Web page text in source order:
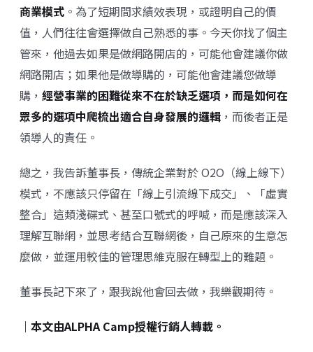
商業模式 。為了短期間求績效表現，或證明自己的價
值，人們往往會選擇做自己熟悉的事。今天你找了個主
管來，他過去如果是做網路開店的，可能他會建議你做
網路開店；如果他是做導購的，可能他會建議您做導
購， 經營事業的困難從來不在於缺乏選項，而是如何在
眾多的選項中爬梳出適合自身發展的邏輯 ，而後者正是
領導人的責任。
總之，我告訴董事長，傳統企業對於 O2O（線上線下）
模式，不應該只停留在「線上引流線下成交」、「虛實
整合」這類淺碟式、甚至口號式的呼喊，而是應該深入
理解互聯網，並思考結合互聯網後，自己原來的生意怎
麼做，並運用較佳的管理思維克服在轉型上的難題。
董事長記下來了，跟我說他會回去做，我樂觀期待。
｜本文由ALPHA Camp授權行銷人轉載。